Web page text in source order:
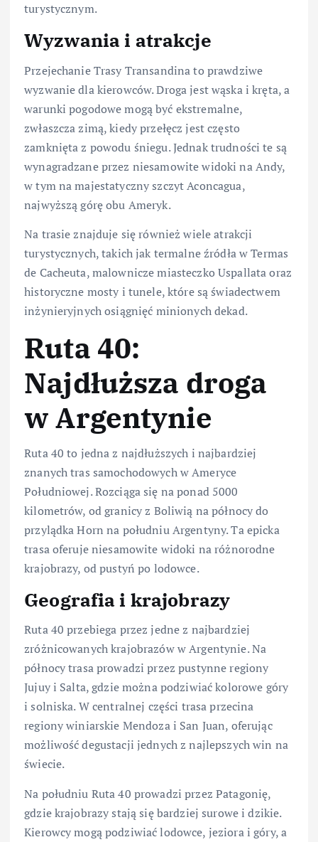
turystycznym.
Wyzwania i atrakcje
Przejechanie Trasy Transandina to prawdziwe
wyzwanie dla kierowców. Droga jest wąska i kręta, a
warunki pogodowe mogą być ekstremalne,
zwłaszcza zimą, kiedy przełęcz jest często
zamknięta z powodu śniegu. Jednak trudności te są
wynagradzane przez niesamowite widoki na Andy,
w tym na majestatyczny szczyt Aconcagua,
najwyższą górę obu Ameryk.
Na trasie znajduje się również wiele atrakcji
turystycznych, takich jak termalne źródła w Termas
de Cacheuta, malownicze miasteczko Uspallata oraz
historyczne mosty i tunele, które są świadectwem
inżynieryjnych osiągnięć minionych dekad.
Ruta 40:
Najdłuższa droga
w Argentynie
Ruta 40 to jedna z najdłuższych i najbardziej
znanych tras samochodowych w Ameryce
Południowej. Rozciąga się na ponad 5000
kilometrów, od granicy z Boliwią na północy do
przylądka Horn na południu Argentyny. Ta epicka
trasa oferuje niesamowite widoki na różnorodne
krajobrazy, od pustyń po lodowce.
Geografia i krajobrazy
Ruta 40 przebiega przez jedne z najbardziej
zróżnicowanych krajobrazów w Argentynie. Na
północy trasa prowadzi przez pustynne regiony
Jujuy i Salta, gdzie można podziwiać kolorowe góry
i solniska. W centralnej części trasa przecina
regiony winiarskie Mendoza i San Juan, oferując
możliwość degustacji jednych z najlepszych win na
świecie.
Na południu Ruta 40 prowadzi przez Patagonię,
gdzie krajobrazy stają się bardziej surowe i dzikie.
Kierowcy mogą podziwiać lodowce, jeziora i góry, a